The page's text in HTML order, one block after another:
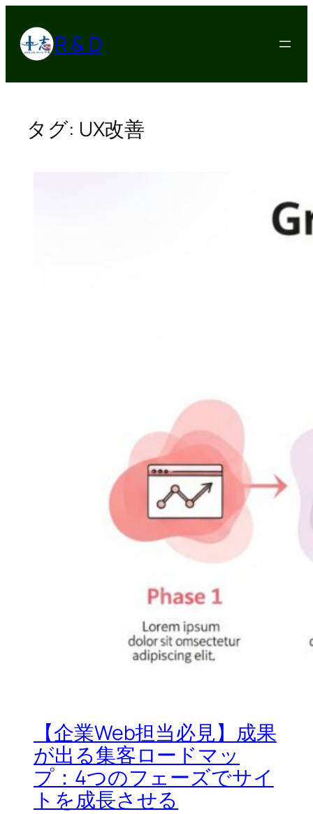
キ
R & D
タグ: UX改善
【企業Web担当必見】成果
が出る集客ロードマッ
プ：4つのフェーズでサイ
トを成長させる